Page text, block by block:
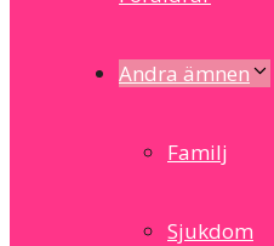
Andra ämnen
Familj
Sjukdom